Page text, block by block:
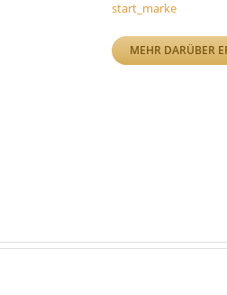
start_marke
MEHR DARÜBER